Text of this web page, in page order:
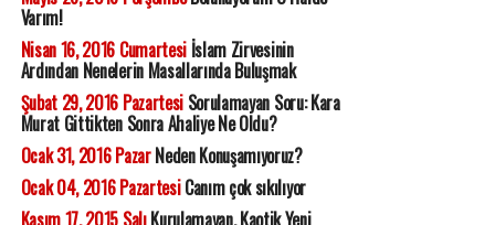
Varım!
Nisan 16, 2016 Cumartesiİslam Zirvesinin
Ardından Nenelerin Masallarında Buluşmak
Şubat 29, 2016 PazartesiSorulamayan Soru: Kara
Murat Gittikten Sonra Ahaliye Ne Oldu?
Ocak 31, 2016 PazarNeden Konuşamıyoruz?
Ocak 04, 2016 PazartesiCanım çok sıkılıyor
Kasım 17, 2015 SalıKurulamayan, Kaotik Yeni